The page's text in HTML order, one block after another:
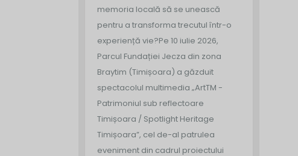
memoria locală să se unească
pentru a transforma trecutul într-o
experiență vie?Pe 10 iulie 2026,
Parcul Fundației Jecza din zona
Braytim (Timișoara) a găzduit
spectacolul multimedia „ArtTM -
Patrimoniul sub reflectoare
Timișoara / Spotlight Heritage
Timișoara”, cel de-al patrulea
eveniment din cadrul proiectului